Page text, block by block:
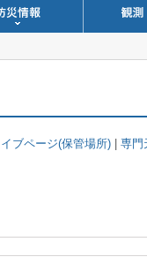
ブページ(保管場所) 専門